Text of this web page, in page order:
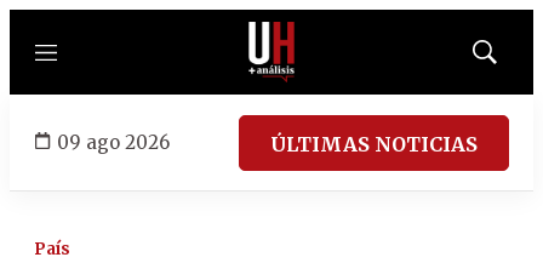
Menú
Mostrar
09 ago 2026 ÚLTIMAS NOTICIAS
País